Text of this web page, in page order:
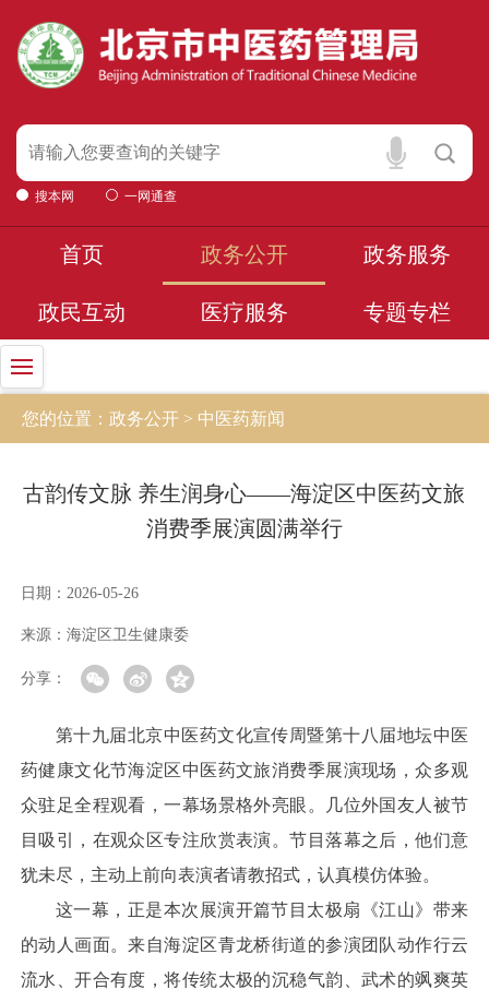
搜本网 一网通查
首页 政务公开 政务服务
政民互动 医疗服务 专题专栏
您的位置：政务公开 > 中医药新闻
古韵传文脉 养生润身心——海淀区中医药文旅
消费季展演圆满举行
日期： 2026-05-26
来源： 海淀区卫生健康委
分享：
第十九届北京中医药文化宣传周暨第十八届地坛中医
药健康文化节海淀区中医药文旅消费季展演现场，众多观
众驻足全程观看，一幕场景格外亮眼。几位外国友人被节
目吸引，在观众区专注欣赏表演。节目落幕之后，他们意
犹未尽，主动上前向表演者请教招式，认真模仿体验。
这一幕，正是本次展演开篇节目太极扇《江山》带来
的动人画面。来自海淀区青龙桥街道的参演团队动作行云
流水、开合有度，将传统太极的沉稳气韵、武术的飒爽英